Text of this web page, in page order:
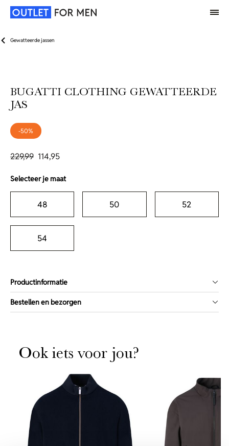
Gewatteerde jassen
BUGATTI CLOTHING GEWATTEERDE
JAS
-50%
229,99 114,95
Selecteer je maat
48 50 52
54
Productinformatie
Bestellen en bezorgen
Ook iets voor jou?